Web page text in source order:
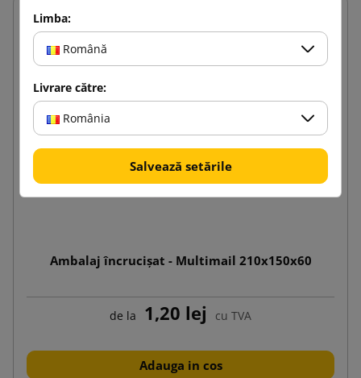
Ambalaj încrucișat - Multimail 210x150x60
de la 1,20 lej cu TVA
Adauga in cos
Limba:
Română
Livrare către:
România
Salvează setările